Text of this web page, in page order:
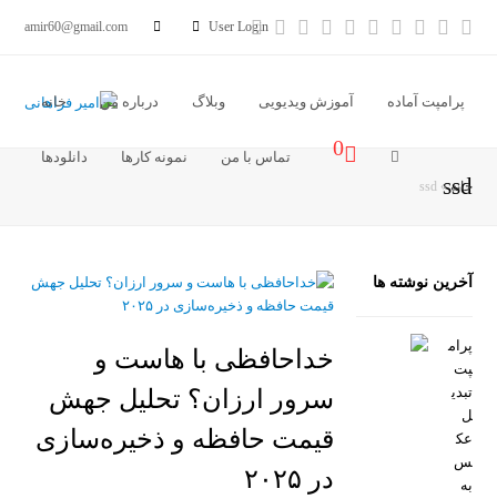
amir60@gmail.com User Login
Twitter
Facebook
Pinterest
Dribbble
Instagram
LinkedIn
YoutubeVimeo خبر
آدرس
خانه درباره من وبلاگ آموزش ویدیویی پرامپت آماده
دانلودها نمونه کارها تماس با من 0
ssd
خانه»
ssd
خداحافظی با هاست و
سرور ارزان؟ تحلیل جهش
قیمت حافظه و ذخیره‌سازی
در ۲۰۲۵
آخرین نوشته ها
پرام
پت
تبدی
ل
عک
س
به